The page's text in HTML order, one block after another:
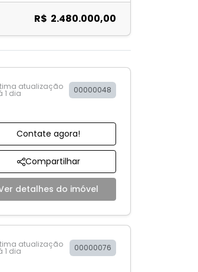
R$ 2.480.000,00
atualização
1 dia 00000048
Contate agora!
Compartilhar
detalhes do imóvel
atualização
1 dia 00000076